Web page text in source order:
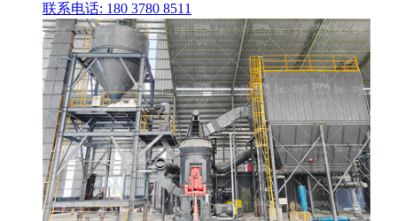
联系电话: 180 3780 8511